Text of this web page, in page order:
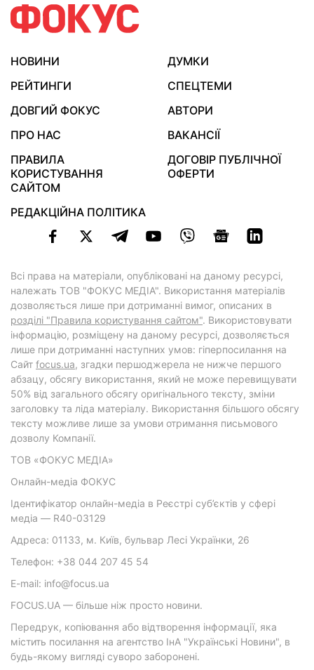
НОВИНИ
ДУМКИ
РЕЙТИНГИ
СПЕЦТЕМИ
ДОВГИЙ ФОКУС
АВТОРИ
ПРО НАС
ВАКАНСІЇ
ПРАВИЛА
КОРИСТУВАННЯ
САЙТОМ
ДОГОВІР ПУБЛІЧНОЇ
ОФЕРТИ
РЕДАКЦІЙНА ПОЛІТИКА
Всі права на матеріали, опубліковані на даному ресурсі,
належать ТОВ "ФОКУС МЕДІА". Використання матеріалів
дозволяється лише при дотриманні вимог, описаних в
розділі "Правила користування сайтом". Використовувати
інформацію, розміщену на даному ресурсі, дозволяється
лише при дотриманні наступних умов: гіперпосилання на
Cайт focus.ua, згадки першоджерела не нижче першого
абзацу, обсягу використання, який не може перевищувати
50% від загального обсягу оригінального тексту, зміни
заголовку та ліда матеріалу. Використання більшого обсягу
тексту можливе лише за умови отримання письмового
дозволу Компанії.
ТОВ «ФОКУС МЕДІА»
Онлайн-медіа ФОКУС
Ідентифікатор онлайн-медіа в Реєстрі суб’єктів у сфері
медіа — R40-03129
Адреса: 01133, м. Київ, бульвар Лесі Українки, 26
Телефон: +38 044 207 45 54
E-mail: info@focus.ua
FOCUS.UA — більше ніж просто новини.
Передрук, копіювання або відтворення інформації, яка
містить посилання на агентство ІнА "Українські Новини", в
будь-якому вигляді суворо заборонені.